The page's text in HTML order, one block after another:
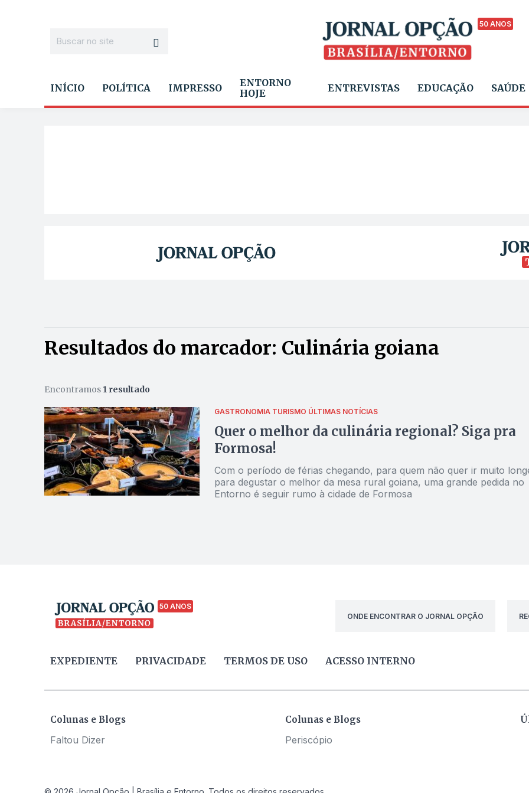
50 ANOS
INÍCIO POLÍTICA IMPRESSO
ENTORNO
HOJE
ENTREVISTAS EDUCAÇÃO SAÚDE
Resultados do marcador: Culinária goiana
Encontramos 1 resultado
GASTRONOMIA TURISMO ÚLTIMAS NOTÍCIAS
Quer o melhor da culinária regional? Siga pra
Formosa!
Com o período de férias chegando, para quem não quer ir muito
para degustar o melhor da mesa rural goiana, uma grande pedida no
Entorno é seguir rumo à cidade de Formosa
50 ANOS
ONDE ENCONTRAR O JORNAL OPÇÃO
EXPEDIENTE PRIVACIDADE TERMOS DE USO ACESSO INTERNO
Colunas e Blogs
Faltou Dizer
Colunas e Blogs
Periscópio